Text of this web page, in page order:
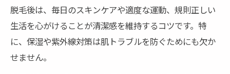
脱毛後は、毎日のスキンケアや適度な運動、規則正しい
生活を心がけることが清潔感を維持するコツです。特
に、保湿や紫外線対策は肌トラブルを防ぐためにも欠か
せません。